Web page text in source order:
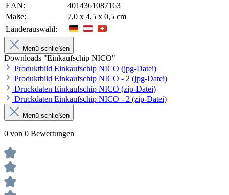
EAN:
4014361087163
Maße:
7,0 x 4,5 x 0,5 cm
Länderauswahl:
Menü schließen
Downloads "Einkaufschip NICO"
Produktbild Einkaufschip NICO (jpg-Datei)
Produktbild Einkaufschip NICO - 2 (jpg-Datei)
Druckdaten Einkaufschip NICO (zip-Datei)
Druckdaten Einkaufschip NICO - 2 (zip-Datei)
Menü schließen
0 von 0 Bewertungen